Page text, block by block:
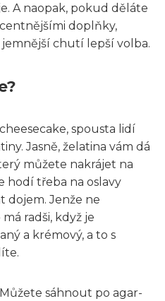
A naopak, pokud děláte
doplňky,
chutí lepší volba.
spousta lidí
Jasně, želatina vám dá
můžete nakrájet na
hodí třeba na oslavy
dojem. Jenže ne
radši, když je
a krémový, a to s
sáhnout po agar-